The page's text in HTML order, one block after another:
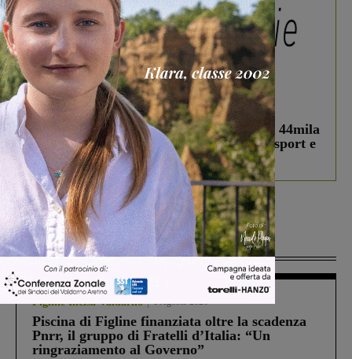
In vetrina 3 Agosto 2026
Estra Notizie agosto: Smart Cities, oltre 44mila
studenti coinvolti, torna il bando per lo sport e
debutta il podcast Estrair
Più lette
Figline Incisa Valdarno 1 Agosto 2026
Piscina di Figline finanziata oltre la scadenza
Pnrr, il gruppo di Fratelli d’Italia: “Un
ringraziamento al Governo”